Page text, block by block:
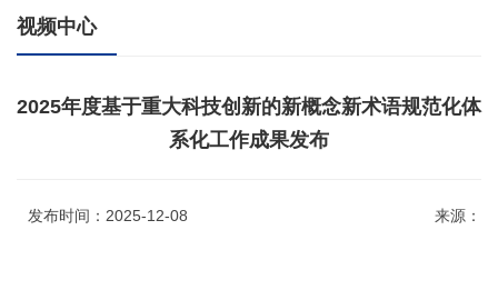
视频中心
2025年度基于重大科技创新的新概念新术语规范化体
系化工作成果发布
发布时间：2025-12-08 来源：